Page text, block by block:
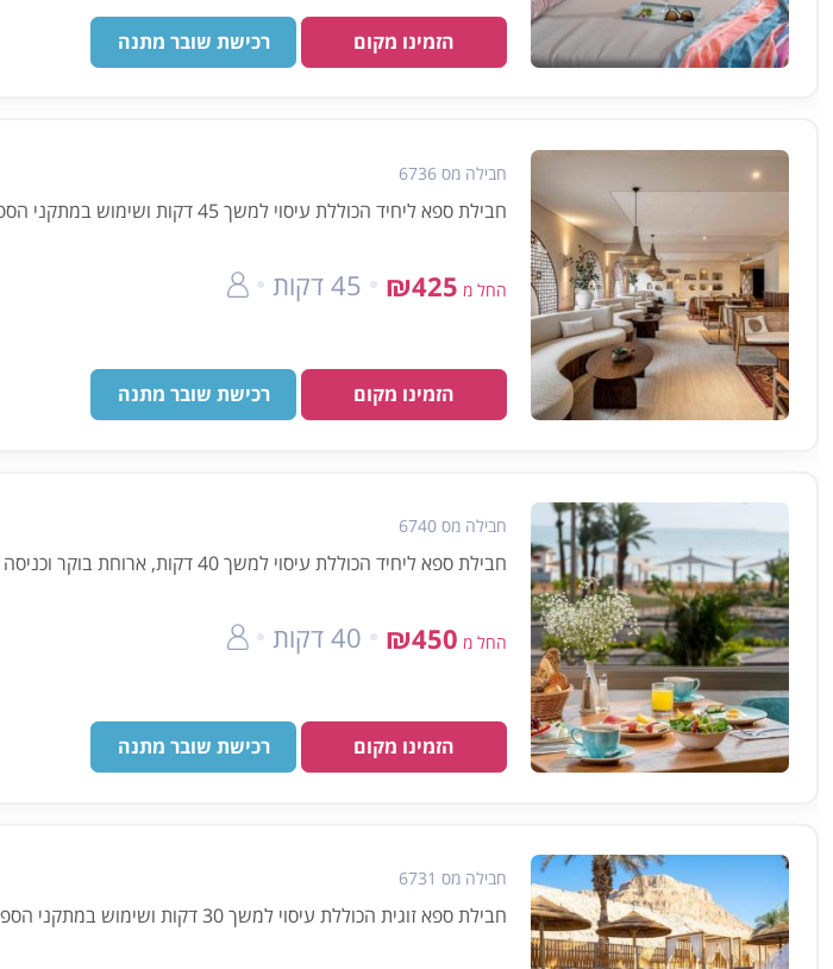
הזמינו מקום רכישת שובר מתנה
חבילה מס 6736
חבילת ספא ליחיד הכוללת עיסוי למשך 45 דקות ושימוש במתקני הספא
החל מ ₪425 45 דקות
הזמינו מקום רכישת שובר מתנה
חבילה מס 6740
חבילת ספא ליחיד הכוללת עיסוי למשך 40 דקות, ארוחת בוקר וכניסה למתקני הספא
החל מ ₪450 40 דקות
הזמינו מקום רכישת שובר מתנה
חבילה מס 6731
חבילת ספא זוגית הכוללת עיסוי למשך 30 דקות ושימוש במתקני הספא